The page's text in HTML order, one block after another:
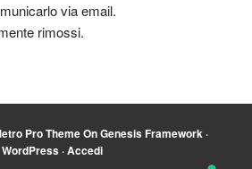
via email.
rimossi.
Pro ThemeOnGenesis Framework·
WordPress·Accedi